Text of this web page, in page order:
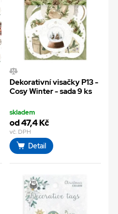
Dekorativní visačky P13 -
Cosy Winter - sada 9 ks
skladem
od 47,4 Kč
vč. DPH
Detail